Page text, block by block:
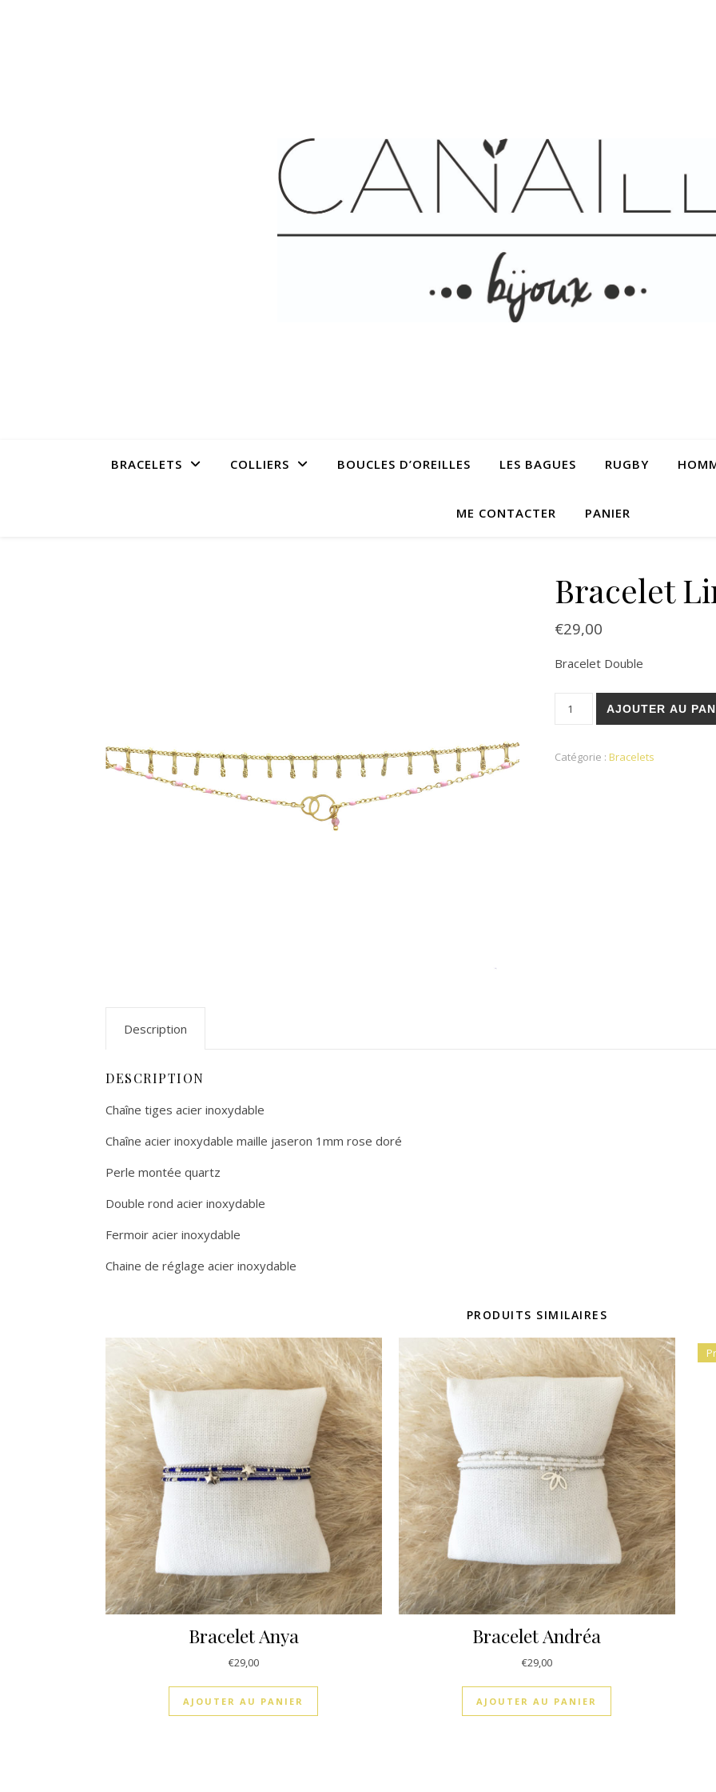
BRACELETS COLLIERS BOUCLES D’OREILLES LES BAGUES RUGBY
ME CONTACTER PANIER
Bracelet
€29,00
Bracelet Double
quantité de Bracelet Linoa
AJOUTER AU
Catégorie : Bracelets
Description
DESCRIPTION
Chaîne tiges acier inoxydable
Chaîne acier inoxydable maille jaseron 1mm rose doré
Perle montée quartz
Double rond acier inoxydable
Fermoir acier inoxydable
Chaine de réglage acier inoxydable
PRODUITS SIMILAIRES
Bracelet Anya
€29,00
AJOUTER AU PANIER
Bracelet Andréa
€29,00
AJOUTER AU PANIER